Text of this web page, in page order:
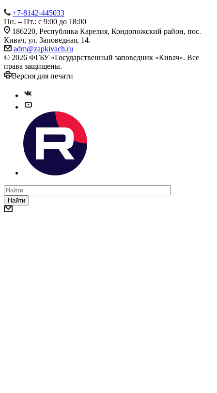
+7-8142-445033
Пн. – Пт.: с 9:00 до 18:00
186220, Республика Карелия, Кондопожский район, пос.
Кивач, ул. Заповедная, 14.
adm@zapkivach.ru
© 2026 ФГБУ «Государственный заповедник «Кивач». Все
права защищены.
Версия для печати
Найти